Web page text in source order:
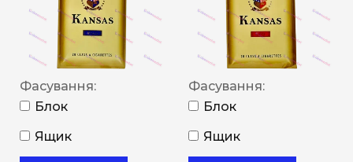
Фасування:
Блок
Ящик
Фасування:
Блок
Ящик